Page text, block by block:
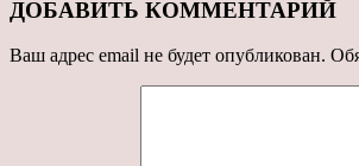
ДОБАВИТЬ КОММЕНТАРИЙ
Ваш адрес email не будет опубликован.